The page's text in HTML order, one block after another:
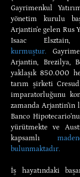
Gayrimenkul
yönetim kurulu
Arjantin’e gelen Rus
Isaac
kurmuştur.
Arjantin, Brezilya,
yaklaşık 850.000
tarım şirketi
imparatorluğunu
zamanda Arjantin’in
Banco
yürütmekte ve
kapsamlı
bulunmaktadır.
İş hayatındaki